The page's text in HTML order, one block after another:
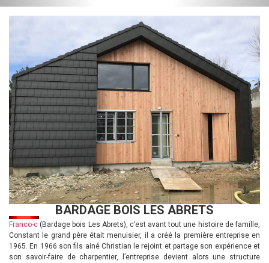
BARDAGE BOIS LES ABRETS
Franco-c (Bardage bois Les Abrets), c’est avant tout une histoire de famille,
Constant le grand père était menuisier, il a créé la première entreprise en
1965. En 1966 son fils ainé Christian le rejoint et partage son expérience et
son savoir-faire de charpentier, l’entreprise devient alors une structure